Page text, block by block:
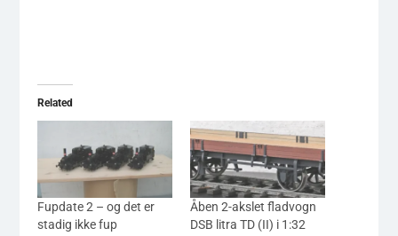
Related
Fupdate 2 – og det er
stadig ikke fup
Åben 2-akslet fladvogn
DSB litra TD (II) i 1:32